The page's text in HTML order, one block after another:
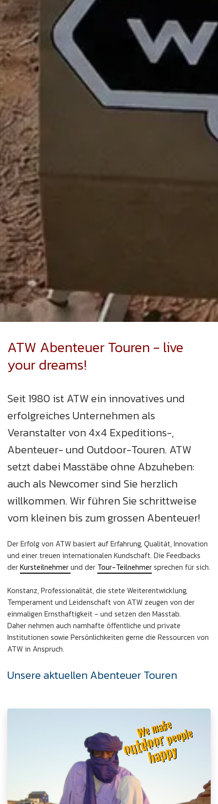
ATW Abenteuer Touren - live
your dreams!
Seit 1980 ist ATW ein innovatives und
erfolgreiches Unternehmen als
Veranstalter von 4x4 Expeditions-,
Abenteuer- und Outdoor-Touren. ATW
setzt dabei Masstäbe ohne Abzuheben:
auch als Newcomer sind Sie herzlich
willkommen. Wir führen Sie schrittweise
vom kleinen bis zum grossen Abenteuer!
Der Erfolg von ATW basiert auf Erfahrung, Qualität, Innovation
und einer treuen internationalen Kundschaft. Die Feedbacks
derKursteilnehmerund der Tour-Teilnehmersprechen für sich.
Konstanz, Professionalität, die stete Weiterentwicklung,
Temperament und Leidenschaft von ATW zeugen von der
einmaligen Ernsthaftigkeit - und setzen den Masstab.
Daher nehmen auch namhafte öffentliche und private
Institutionen sowie Persönlichkeiten gerne die Ressourcen von
ATW in Anspruch.
Unsere aktuellen Abenteuer Touren